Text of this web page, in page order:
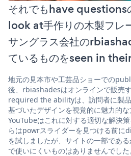
それでもhave questions
look at手作りの木製フレ
サングラス会社の
ているものをseen in
地元の見本市や工芸品ショーでの
後、rbiashadesはオンラインで販売
required the abilityは、訪問者に製
基づいたデザインを視覚的に魅力的
YouTubeはこれに対する適切な解決
らはpowrスライダーを見つける前
を試しましたが、サイトの一部であ
で使いにくいものはありませんでした